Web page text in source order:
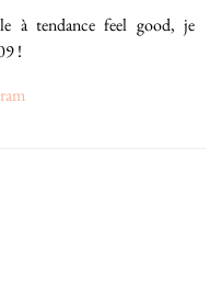
à tendance feel good, je
!